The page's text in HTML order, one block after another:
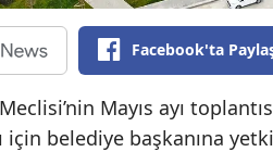
Facebook'ta
Mayıs ayı
için belediye başkanına